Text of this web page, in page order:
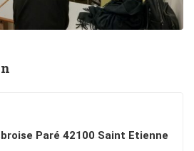
Paré 42100 Saint Etienne